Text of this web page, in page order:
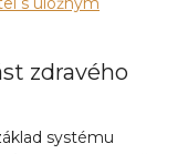
zdravého
systému